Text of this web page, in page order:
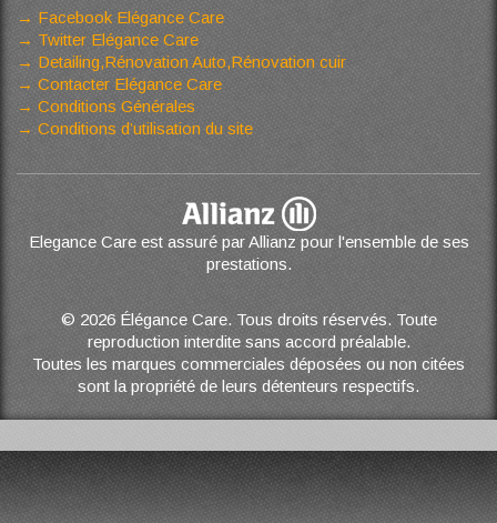
Facebook Elégance Care
Twitter Elégance Care
Detailing,Rénovation Auto,Rénovation cuir
Contacter Elégance Care
Conditions Générales
Conditions d’utilisation du site
Elegance Care est assuré par Allianz pour l'ensemble de ses
prestations.
© 2026 Élégance Care. Tous droits réservés. Toute
reproduction interdite sans accord préalable.
Toutes les marques commerciales déposées ou non citées
sont la propriété de leurs détenteurs respectifs.